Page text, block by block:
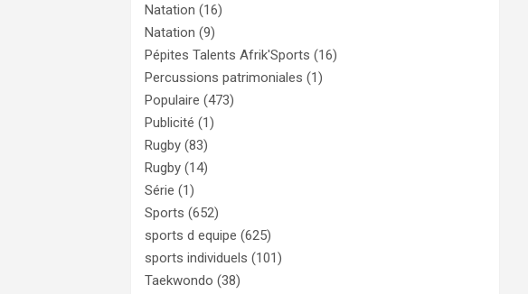
Natation (16)
Natation (9)
Pépites Talents Afrik'Sports (16)
Percussions patrimoniales (1)
Populaire (473)
Publicité (1)
Rugby (83)
Rugby (14)
Série (1)
Sports (652)
sports d equipe (625)
sports individuels (101)
Taekwondo (38)